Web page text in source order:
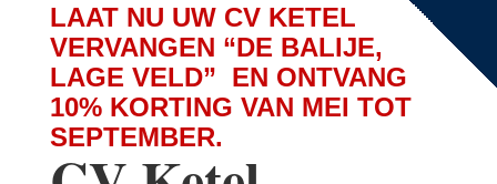
LAAT NU UW CV KETEL
VERVANGEN “DE BALIJE,
LAGE VELD” EN ONTVANG
10% KORTING VAN MEI TOT
SEPTEMBER.